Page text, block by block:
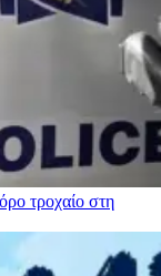
τροχαίο στη